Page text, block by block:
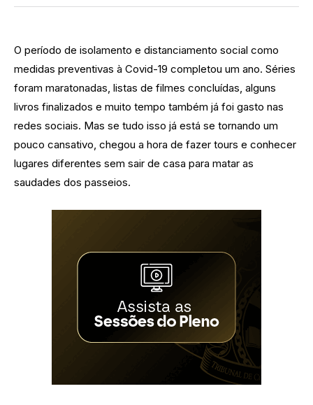
O período de isolamento e distanciamento social como
medidas preventivas à Covid-19 completou um ano. Séries
foram maratonadas, listas de filmes concluídas, alguns
livros finalizados e muito tempo também já foi gasto nas
redes sociais. Mas se tudo isso já está se tornando um
pouco cansativo, chegou a hora de fazer tours e conhecer
lugares diferentes sem sair de casa para matar as
saudades dos passeios.